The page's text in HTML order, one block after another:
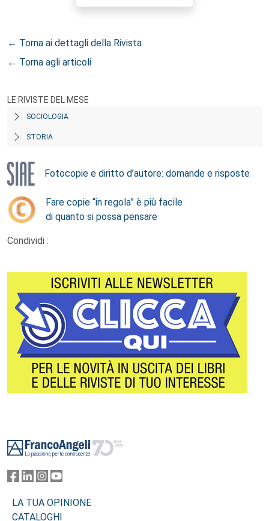
← Torna ai dettagli della Rivista
← Torna agli articoli
LE RIVISTE DEL MESE
SOCIOLOGIA
STORIA
Fotocopie e diritto d’autore: domande e risposte
Fare copie “in regola” è più facile
di quanto si possa pensare
Condividi :
LA TUA OPINIONE
CATALOGHI